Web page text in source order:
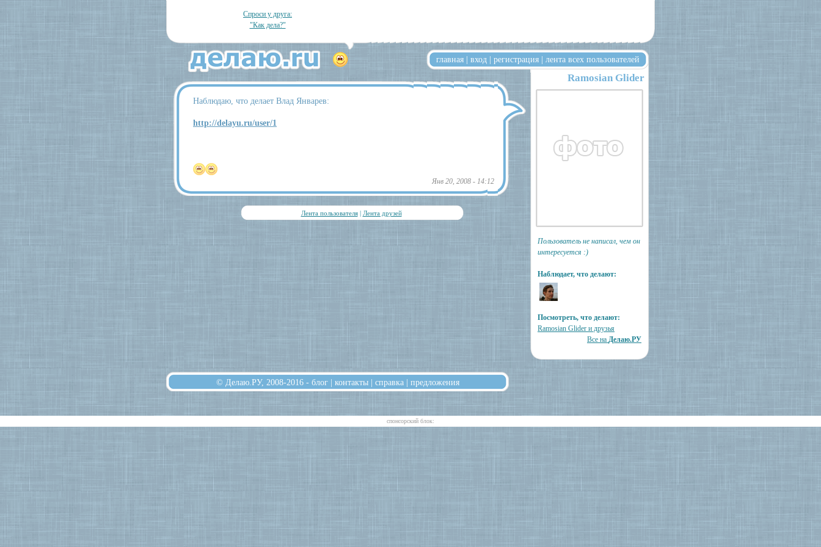
Спроси у друга:
"Как дела?"
главная | вход | регистрация | лента всех пользователей
Наблюдаю, что делает Влад Январев:
http://delayu.ru/user/1
Янв 20, 2008 - 14:12
Лента пользователя| Лента друзей
Ramosian Glider
Пользователь не написал, чем он
интересуется :)
Наблюдает, что делают:
Посмотреть, что делают:
Ramosian Glider и друзья
Все на Делаю.РУ
© Делаю.РУ, 2008-2016 - блог | контакты | справка | предложения
cпонсорский блок: